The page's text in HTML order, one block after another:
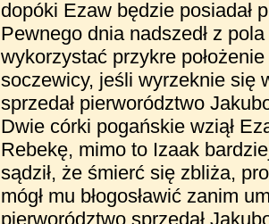
dopóki Ezaw będzie posiadał
Pewnego dnia nadszedł z
wykorzystać przykre
soczewicy, jeśli wyrzeknie się
sprzedał pierworództwo
Dwie córki pogańskie wziął
Rebekę, mimo to Izaak
sądził, że śmierć się zbliża,
mógł mu błogosławić zanim
pierworództwo sprzedał